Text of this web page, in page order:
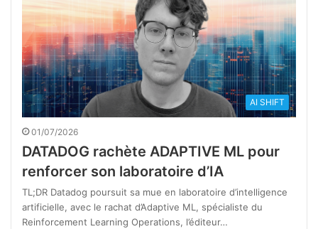
AI SHIFT
01/07/2026
DATADOG rachète ADAPTIVE ML pour
renforcer son laboratoire d’IA
TL;DR Datadog poursuit sa mue en laboratoire d’intelligence
artificielle, avec le rachat d’Adaptive ML, spécialiste du
Reinforcement Learning Operations, l’éditeur…